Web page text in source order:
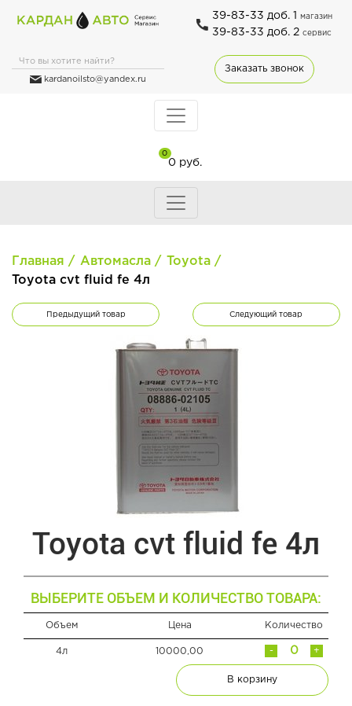
kardanoilsto@yandex.ru
39-83-33 доб. 1 магазин
39-83-33 доб. 2 сервис
Заказать звонок
0
0 руб.
Главная Автомасла
Toyota
Toyota cvt fluid fe 4л
Предыдущий товар Следующий товар
Toyota cvt fluid fe 4л
ВЫБЕРИТЕ ОБЪЕМ И КОЛИЧЕСТВО ТОВАРА:
Объем Цена Количество
4л 10000,00 +
-
В корзину